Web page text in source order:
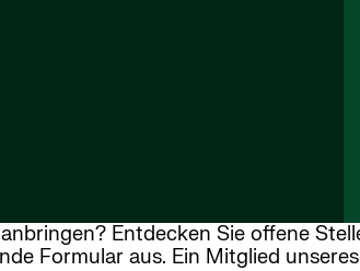
Entdecken Sie offene
Formular aus. Ein Mitglied